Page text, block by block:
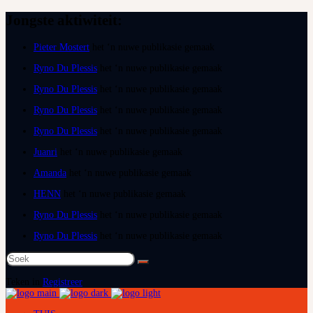
Pieter Mostert
Ryno Du Plessis
Ryno Du Plessis
Ryno Du Plessis
Ryno Du Plessis
Juanri
Amanda
HENN
Ryno Du Plessis
Ryno Du Plessis
Soek
na:
Registreer